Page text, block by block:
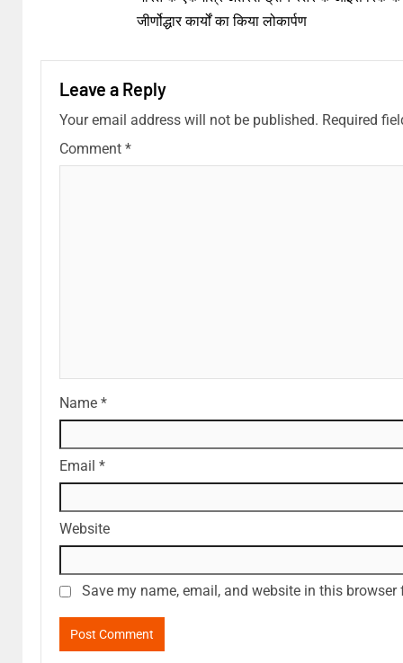
जीर्णोद्धार कार्यों का किया लोकार्पण
Leave a Reply
Your email address will not be published. Required
Comment *
Name *
Email *
Website
Save my name, email, and website in this